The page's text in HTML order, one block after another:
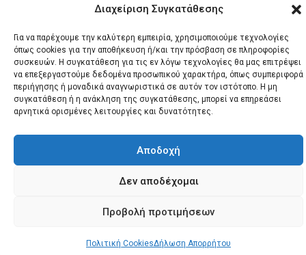
Διαχείριση Συγκατάθεσης
Για να παρέχουμε την καλύτερη εμπειρία, χρησιμοποιούμε τεχνολογίες
όπως cookies για την αποθήκευση ή/και την πρόσβαση σε πληροφορίες
συσκευών. Η συγκατάθεση για τις εν λόγω τεχνολογίες θα μας επιτρέψει
να επεξεργαστούμε δεδομένα προσωπικού χαρακτήρα, όπως συμπεριφορά
περιήγησης ή μοναδικά αναγνωριστικά σε αυτόν τον ιστότοπο. Η μη
συγκατάθεση ή η ανάκληση της συγκατάθεσης, μπορεί να επηρεάσει
αρνητικά ορισμένες λειτουργίες και δυνατότητες.
Αποδοχή
Δεν αποδέχομαι
Προβολή προτιμήσεων
Πολιτική CookiesΔήλωση Απορρήτου
© 2026 Santonews - Όλα
τα δικαιώματα